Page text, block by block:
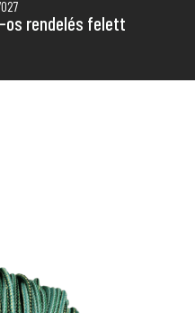
os rendelés felett